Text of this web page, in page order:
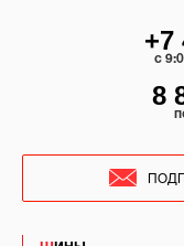
+7
c
8